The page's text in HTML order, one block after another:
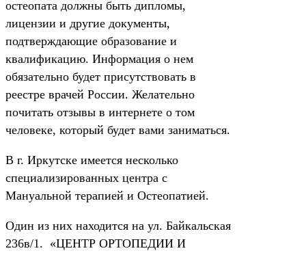
остеопата должны быть дипломы,
лицензии и другие документы,
подтверждающие образование и
квалификацию. Информация о нем
обязательно будет присутствовать в
реестре врачей России. Желательно
почитать отзывы в интернете о том
человеке, который будет вами заниматься.
В г. Иркутске имеется несколько
специализированных центра с
Мануальной терапией и Остеопатией.
Один из них находится на ул. Байкальская
236в/1. «ЦЕНТР ОРТОПЕДИИ И